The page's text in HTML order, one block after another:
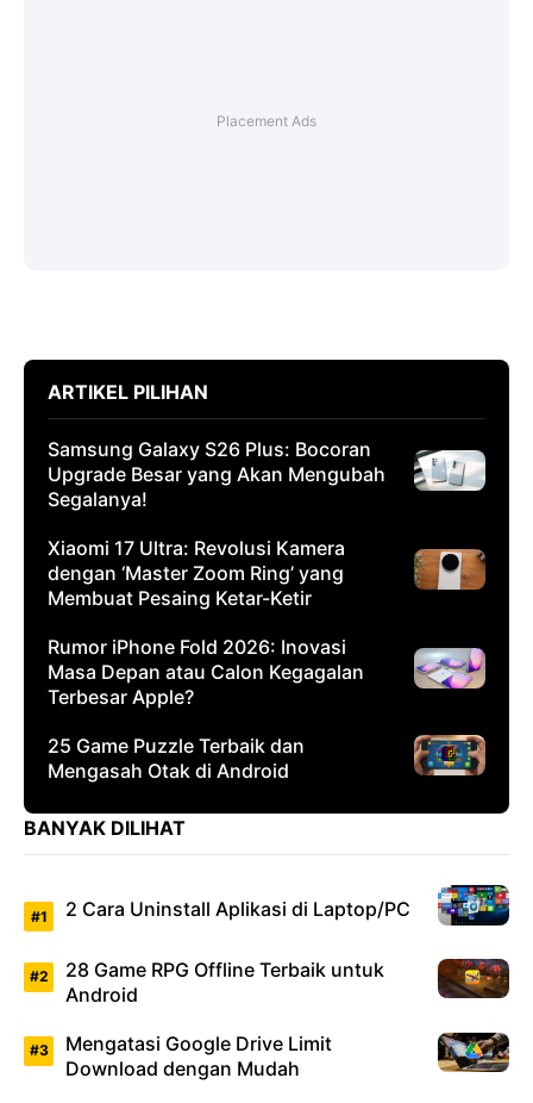
ARTIKEL PILIHAN
Samsung Galaxy S26 Plus: Bocoran
Upgrade Besar yang Akan Mengubah
Segalanya!
Xiaomi 17 Ultra: Revolusi Kamera
dengan ‘Master Zoom Ring’ yang
Membuat Pesaing Ketar-Ketir
Rumor iPhone Fold 2026: Inovasi
Masa Depan atau Calon Kegagalan
Terbesar Apple?
25 Game Puzzle Terbaik dan
Mengasah Otak di Android
BANYAK DILIHAT
2 Cara Uninstall Aplikasi di Laptop/PC
28 Game RPG Offline Terbaik untuk
Android
Mengatasi Google Drive Limit
Download dengan Mudah